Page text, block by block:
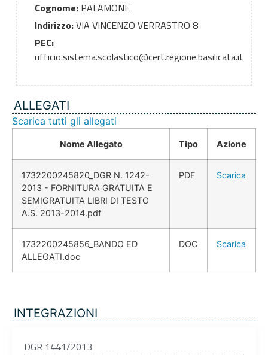
Cognome:PALAMONE
Indirizzo:VIA VINCENZO VERRASTRO 8
PEC:
ufficio.sistema.scolastico@cert.regione.basilicata.it
ALLEGATI
Scarica tutti gli allegati
Nome Allegato Tipo Azione
1732200245820_DGR N. 1242-
2013 - FORNITURA GRATUITA E
SEMIGRATUITA LIBRI DI TESTO
A.S. 2013-2014.pdf
PDF Scarica
1732200245856_BANDO ED
ALLEGATI.doc
DOC Scarica
INTEGRAZIONI
DGR 1441/2013